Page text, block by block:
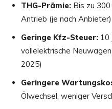
THG-Prämie: Bis zu 300
Antrieb (je nach Anbieter)
Geringe Kfz-Steuer: 10
vollelektrische
2025)
Geringere
Ölwechsel, weniger